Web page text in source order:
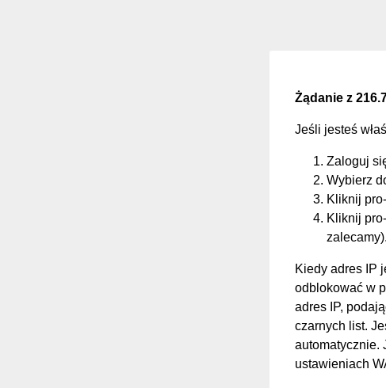
Żądanie z
Jeśli jesteś
Zaloguj
Wybierz
Kliknij
Kliknij
zalecamy).
Kiedy adres IP
odblokować w
adres IP,
czarnych list.
automatycznie.
ustawieniach